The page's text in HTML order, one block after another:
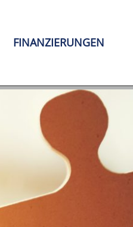
FINANZIERUNGEN